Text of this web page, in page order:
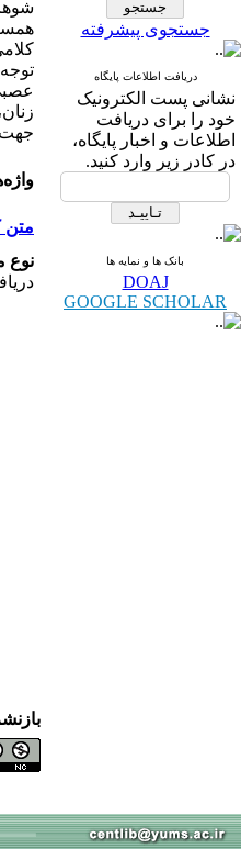
جستجوی پیشرفته
دریافت اطلاعات پایگاه
نشانی پست الکترونیک
خود را برای دریافت
اطلاعات و اخبار پایگاه،
در کادر زیر وارد کنید.
بانک ها و نمایه ها
DOAJ
GOOGLE SCHOLAR
جهت
متن
نوع
دریافت: 1394/3/20 | پذیرش: